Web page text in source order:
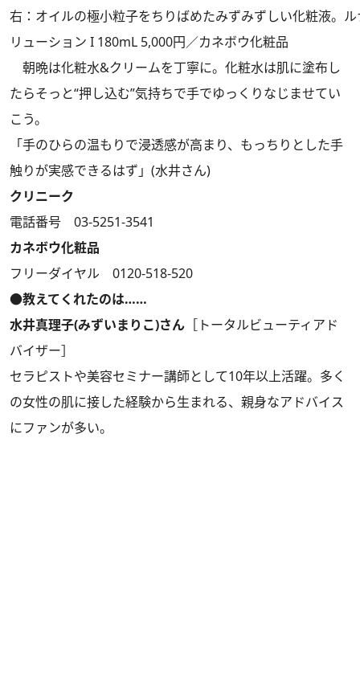
右：オイルの極小粒子をちりばめたみずみずしい化粧液。
リューション I 180mL 5,000円／カネボウ化粧品
朝晩は化粧水&クリームを丁寧に。化粧水は肌に塗布し
たらそっと“押し込む”気持ちで手でゆっくりなじませてい
こう。
「手のひらの温もりで浸透感が高まり、もっちりとした手
触りが実感できるはず」(水井さん)
クリニーク
電話番号 03-5251-3541
カネボウ化粧品
フリーダイヤル 0120-518-520
●教えてくれたのは……
水井真理子(みずいまりこ)さん ［トータルビューティアド
バイザー］
セラピストや美容セミナー講師として10年以上活躍。多く
の女性の肌に接した経験から生まれる、親身なアドバイス
にファンが多い。